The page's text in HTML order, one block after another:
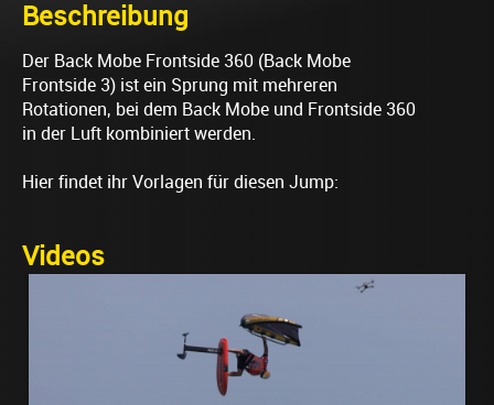
Beschreibung
Der Back Mobe Frontside 360 (Back Mobe
Frontside 3) ist ein Sprung mit mehreren
Rotationen, bei dem Back Mobe und Frontside 360
in der Luft kombiniert werden.
Hier findet ihr Vorlagen für diesen Jump:
Videos